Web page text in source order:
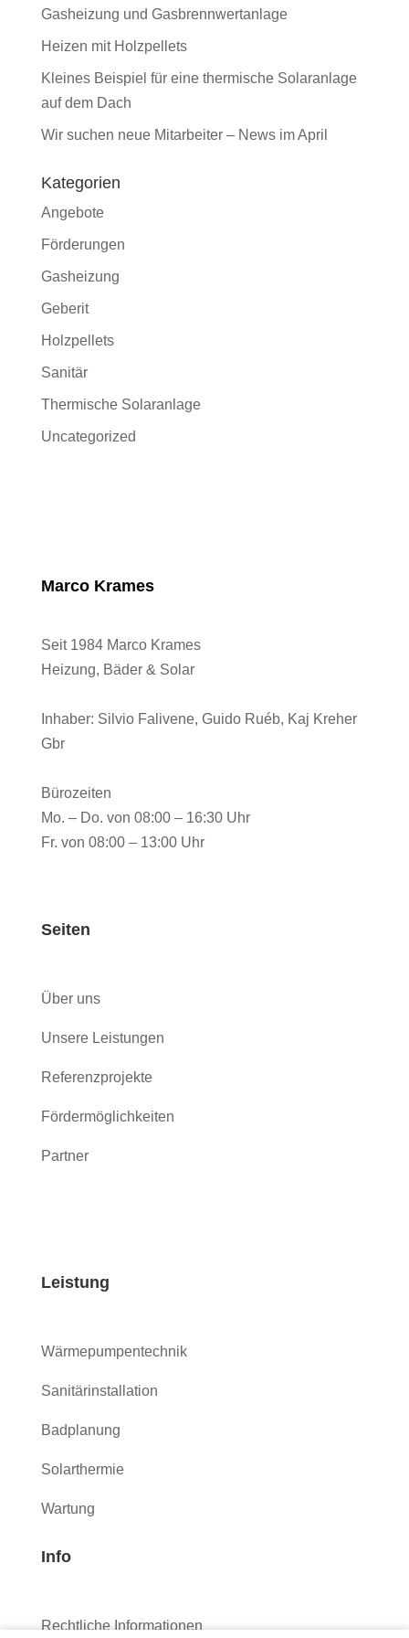
Gasheizung und Gasbrennwertanlage
Heizen mit Holzpellets
Kleines Beispiel für eine thermische Solaranlage
auf dem Dach
Wir suchen neue Mitarbeiter – News im April
Kategorien
Angebote
Förderungen
Gasheizung
Geberit
Holzpellets
Sanitär
Thermische Solaranlage
Uncategorized
Marco Krames
Seit 1984 Marco Krames
Heizung, Bäder & Solar
Inhaber: Silvio Falivene, Guido Ruéb, Kaj Kreher
Gbr
Bürozeiten
Mo. – Do. von 08:00 – 16:30 Uhr
Fr. von 08:00 – 13:00 Uhr
Seiten
Über uns
Unsere Leistungen
Referenzprojekte
Fördermöglichkeiten
Partner
Leistung
Wärmepumpentechnik
Sanitärinstallation
Badplanung
Solarthermie
Wartung
Info
Rechtliche Informationen